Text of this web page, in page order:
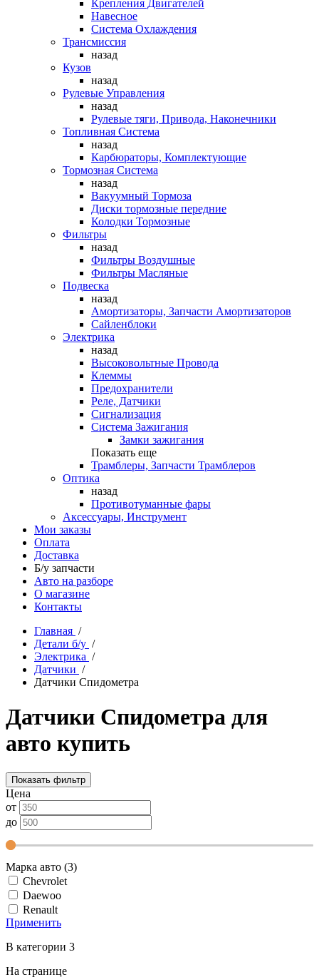
Крепления Двигателей
Навесное
Система Охлаждения
Трансмиссия
назад
Кузов
назад
Рулевые Управления
назад
Рулевые тяги, Привода, Наконечники
Топливная Система
назад
Карбюраторы, Комплектующие
Тормозная Система
назад
Вакуумный Тормоза
Диски тормозные передние
Колодки Тормозные
Фильтры
назад
Фильтры Воздушные
Фильтры Масляные
Подвеска
назад
Амортизаторы, Запчасти Амортизаторов
Сайленблоки
Электрика
назад
Высоковольтные Провода
Клеммы
Предохранители
Реле, Датчики
Сигнализация
Система Зажигания
Замки зажигания
Показать еще
Трамблеры, Запчасти Трамблеров
Оптика
назад
Противотуманные фары
Аксессуары, Инструмент
Мои заказы
Оплата
Доставка
Б/у запчасти
Авто на разборе
О магазине
Контакты
Главная /
Детали б/у /
Электрика /
Датчики /
Датчики Спидометра
Датчики Спидометра для
авто купить
Показать фильтр
Цена
от
до
Марка авто (3)
Chevrolet
Daewoo
Renault
Применить
В категории 3
На странице